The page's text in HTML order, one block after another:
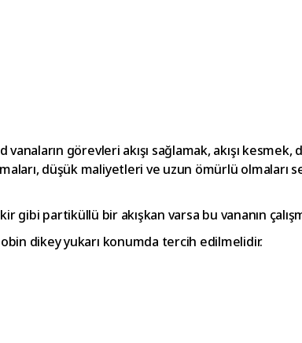
görevleri akışı sağlamak, akışı kesmek,
düşük maliyetleri ve uzun ömürlü olmaları
partiküllü bir akışkan varsa bu vananın
dikey yukarı konumda tercih edilmelidir.